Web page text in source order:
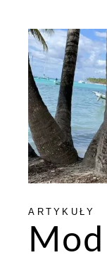
ARTYKUŁY